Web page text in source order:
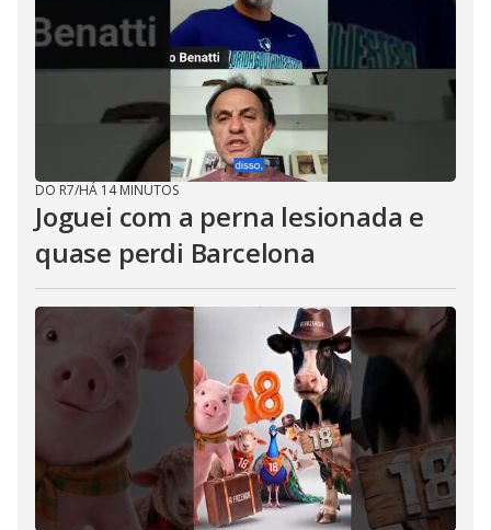
DO R7/HÁ 14 MINUTOS
Joguei com a perna lesionada e
quase perdi Barcelona